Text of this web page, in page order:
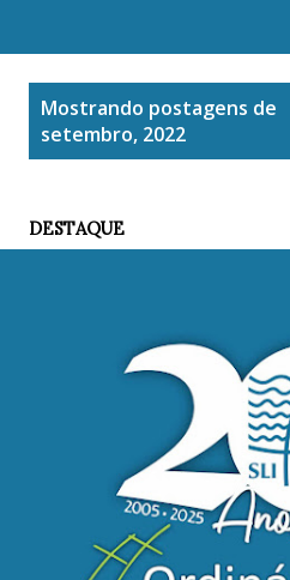
Mostrando postagens de
setembro, 2022
DESTAQUE